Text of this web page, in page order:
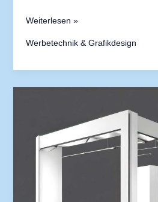
Weiterlesen »
Werbetechnik & Grafikdesign